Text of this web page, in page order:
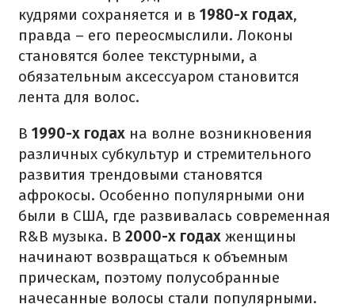
кудрями сохраняется и в 1980-х годах,
правда – его переосмыслили. Локоны
становятся более текстурными, а
обязательным аксессуаром становится
лента для волос.
В 1990-х годах на волне возникновения
различных субкультур и стремительного
развития трендовыми становятся
афрокосы. Особенно популярными они
были в США, где развивалась современная
R&B музыка. В 2000-х годах женщины
начинают возвращаться к объемным
прическам, поэтому полусобранные
начесанные волосы стали популярными.